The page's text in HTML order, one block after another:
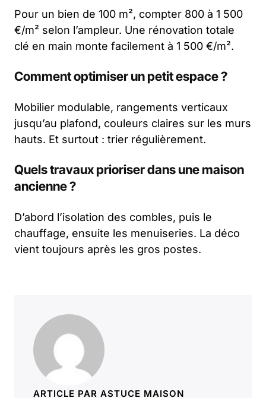
Pour un bien de 100 m², compter 800 à 1 500
€/m² selon l’ampleur. Une rénovation totale
clé en main monte facilement à 1 500 €/m².
Comment optimiser un petit espace ?
Mobilier modulable, rangements verticaux
jusqu’au plafond, couleurs claires sur les murs
hauts. Et surtout : trier régulièrement.
Quels travaux prioriser dans une maison
ancienne ?
D’abord l’isolation des combles, puis le
chauffage, ensuite les menuiseries. La déco
vient toujours après les gros postes.
ARTICLE PAR ASTUCE MAISON